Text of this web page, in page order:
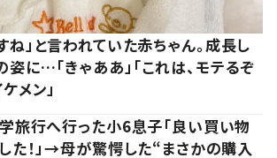
ね」と言われていた赤ちゃん。成長し
姿に…「きゃああ」「これは、モテるぞ
メン」
旅行へ行った小6息子「良い買い物
た！」→母が驚愕した“まさかの購入